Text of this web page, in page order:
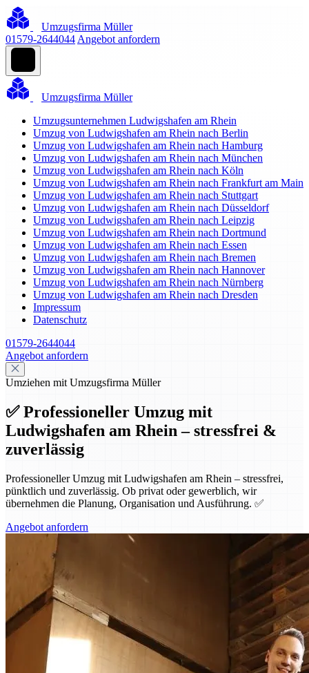
Umzugsfirma Müller
01579-2644044 Angebot anfordern
Umzugsfirma Müller
Umzugsunternehmen Ludwigshafen am Rhein
Umzug von Ludwigshafen am Rhein nach Berlin
Umzug von Ludwigshafen am Rhein nach Hamburg
Umzug von Ludwigshafen am Rhein nach München
Umzug von Ludwigshafen am Rhein nach Köln
Umzug von Ludwigshafen am Rhein nach Frankfurt am Main
Umzug von Ludwigshafen am Rhein nach Stuttgart
Umzug von Ludwigshafen am Rhein nach Düsseldorf
Umzug von Ludwigshafen am Rhein nach Leipzig
Umzug von Ludwigshafen am Rhein nach Dortmund
Umzug von Ludwigshafen am Rhein nach Essen
Umzug von Ludwigshafen am Rhein nach Bremen
Umzug von Ludwigshafen am Rhein nach Hannover
Umzug von Ludwigshafen am Rhein nach Nürnberg
Umzug von Ludwigshafen am Rhein nach Dresden
Impressum
Datenschutz
01579-2644044
Angebot anfordern
Umziehen mit Umzugsfirma Müller
✅ Professioneller Umzug mit
Ludwigshafen am Rhein – stressfrei &
zuverlässig
Professioneller Umzug mit Ludwigshafen am Rhein – stressfrei,
pünktlich und zuverlässig. Ob privat oder gewerblich, wir
übernehmen die Planung, Organisation und Ausführung. ✅
Angebot anfordern